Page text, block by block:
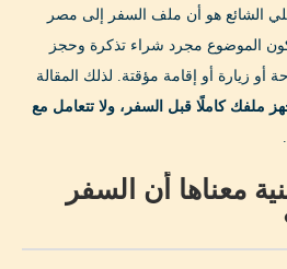
الشائع هو أن ملف السفر إلى مصر
يكون الموضوع مجرد شراء تذكرة وحجز
زيارة أو إقامة مؤقتة. لذلك المقالة
ملفك كاملًا قبل السفر، ولا تتعامل مع
معناها أن السفر